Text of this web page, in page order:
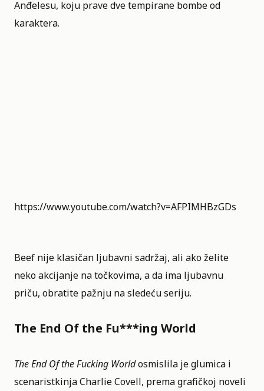
Anđelesu, koju prave dve tempirane bombe od
karaktera.
https://www.youtube.com/watch?v=AFPIMHBzGDs
Beef nije klasičan ljubavni sadržaj, ali ako želite
neko akcijanje na točkovima, a da ima ljubavnu
priču, obratite pažnju na sledeću seriju.
The End Of the Fu***ing World
The End Of the Fucking Worldosmislila je glumica i
scenaristkinja Charlie Covell, prema grafičkoj noveli